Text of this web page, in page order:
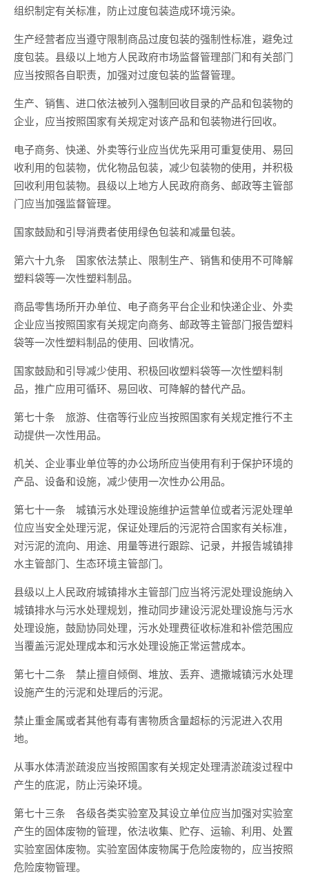
组织制定有关标准，防止过度包装造成环境污染。
生产经营者应当遵守限制商品过度包装的强制性标准，避免过
度包装。县级以上地方人民政府市场监督管理部门和有关部门
应当按照各自职责，加强对过度包装的监督管理。
生产、销售、进口依法被列入强制回收目录的产品和包装物的
企业，应当按照国家有关规定对该产品和包装物进行回收。
电子商务、快递、外卖等行业应当优先采用可重复使用、易回
收利用的包装物，优化物品包装，减少包装物的使用，并积极
回收利用包装物。县级以上地方人民政府商务、邮政等主管部
门应当加强监督管理。
国家鼓励和引导消费者使用绿色包装和减量包装。
第六十九条 国家依法禁止、限制生产、销售和使用不可降解
塑料袋等一次性塑料制品。
商品零售场所开办单位、电子商务平台企业和快递企业、外卖
企业应当按照国家有关规定向商务、邮政等主管部门报告塑料
袋等一次性塑料制品的使用、回收情况。
国家鼓励和引导减少使用、积极回收塑料袋等一次性塑料制
品，推广应用可循环、易回收、可降解的替代产品。
第七十条 旅游、住宿等行业应当按照国家有关规定推行不主
动提供一次性用品。
机关、企业事业单位等的办公场所应当使用有利于保护环境的
产品、设备和设施，减少使用一次性办公用品。
第七十一条 城镇污水处理设施维护运营单位或者污泥处理单
位应当安全处理污泥，保证处理后的污泥符合国家有关标准，
对污泥的流向、用途、用量等进行跟踪、记录，并报告城镇排
水主管部门、生态环境主管部门。
县级以上人民政府城镇排水主管部门应当将污泥处理设施纳入
城镇排水与污水处理规划，推动同步建设污泥处理设施与污水
处理设施，鼓励协同处理，污水处理费征收标准和补偿范围应
当覆盖污泥处理成本和污水处理设施正常运营成本。
第七十二条 禁止擅自倾倒、堆放、丢弃、遗撒城镇污水处理
设施产生的污泥和处理后的污泥。
禁止重金属或者其他有毒有害物质含量超标的污泥进入农用
地。
从事水体清淤疏浚应当按照国家有关规定处理清淤疏浚过程中
产生的底泥，防止污染环境。
第七十三条 各级各类实验室及其设立单位应当加强对实验室
产生的固体废物的管理，依法收集、贮存、运输、利用、处置
实验室固体废物。实验室固体废物属于危险废物的，应当按照
危险废物管理。